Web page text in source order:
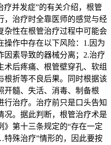
疗并发症”的有关介绍，根管
，治疗时全靠医师的感觉与经
杂性在根管治疗过程中可能会
操作中存在以下风险：1.因为
因素导致的器械分离；2.治疗
后疼痛、根管壁穿孔、软组
根折等不良后果。同时根据该
开髓、失活、消毒、制备根
行治疗。治疗前只是口头告知
况。据此判断，根管治疗术是
》第十三条规定的“存在一定
殊治疗”情形的，因此要按